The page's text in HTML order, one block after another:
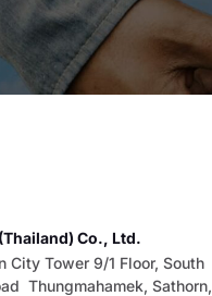
Co., Ltd.
City Tower 9/1 Floor, South
Thungmahamek, Sathorn,